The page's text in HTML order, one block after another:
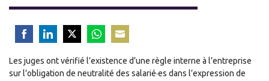
on
Facebook
on
LinkedIn
on
Twitter
on
WhatsApp
on
Email
Les juges ont vérifié l’existence d’une règle interne à l’entreprise
sur l’obligation de neutralité des salarié·es dans l’expression de